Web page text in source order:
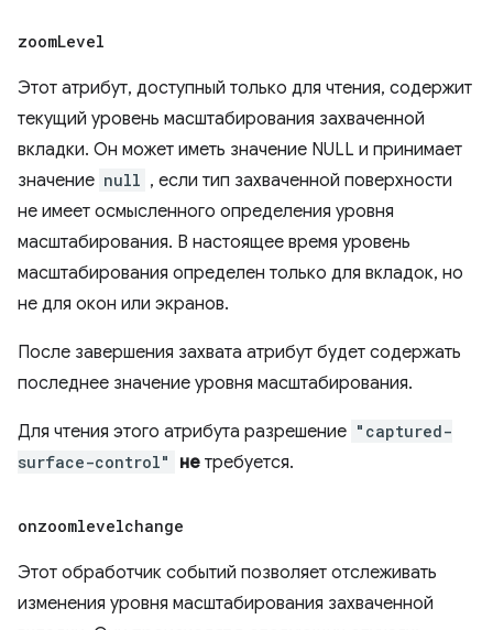
zoomLevel
Этот атрибут, доступный только для чтения, содержит
текущий уровень масштабирования захваченной
вкладки. Он может иметь значение NULL и принимает
значение null , если тип захваченной поверхности
не имеет осмысленного определения уровня
масштабирования. В настоящее время уровень
масштабирования определен только для вкладок, но
не для окон или экранов.
После завершения захвата атрибут будет содержать
последнее значение уровня масштабирования.
Для чтения этого атрибута разрешение "captured-
surface-control"
не требуется.
onzoomlevelchange
Этот обработчик событий позволяет отслеживать
изменения уровня масштабирования захваченной